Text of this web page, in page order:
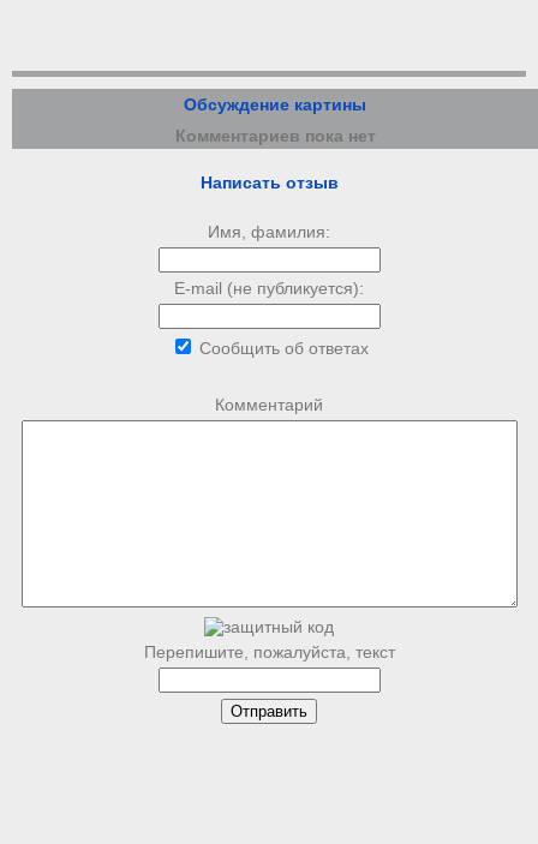
Обсуждение картины
Комментариев пока нет
Написать отзыв
Имя, фамилия:
E-mail (не публикуется):
Сообщить об ответах
Комментарий
Перепишите, пожалуйста, текст